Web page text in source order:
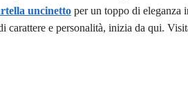
uncinettoper un toppo di eleganza
carattere e personalità, inizia da qui.